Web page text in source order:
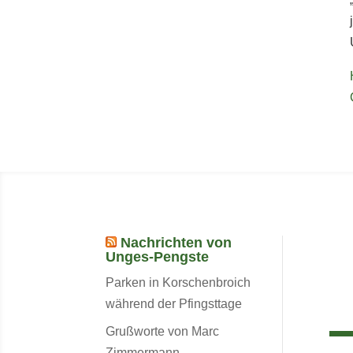
Nachrichten von
Unges-Pengste
Parken in Korschenbroich
während der Pfingsttage
Grußworte von Marc